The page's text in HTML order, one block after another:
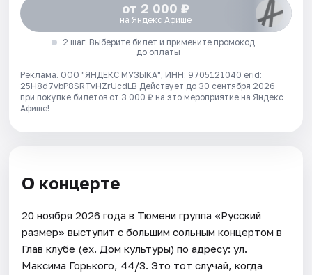
от 2 000 ₽
на Яндекс Афише
2 шаг. Выберите билет и примените промокод
до оплаты
Реклама. ООО "ЯНДЕКС МУЗЫКА", ИНН: 9705121040 erid:
25H8d7vbP8SRTvHZrUcdLB Действует до 30 сентября 2026
при покупке билетов от 3 000 ₽ на это мероприятие на Яндекс
Афише!
О концерте
20 ноября 2026 года в Тюмени группа «Русский
размер» выступит с большим сольным концертом в
Глав клубе (ex. Дом культуры) по адресу: ул.
Максима Горького, 44/3. Это тот случай, когда